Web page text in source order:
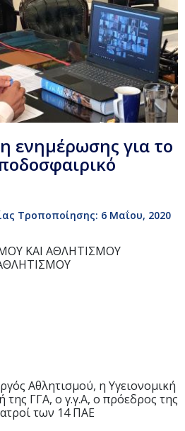
ενημέρωσης για το
Τροποποίησης: 6 Μαΐου, 2020
ΚΑΙ ΑΘΛΗΤΙΣΜΟΥ
Αθλητισμού, η Υγειονομική
της ΓΓΑ, o γ.γ.Α, ο πρόεδρος της
των 14 ΠΑΕ